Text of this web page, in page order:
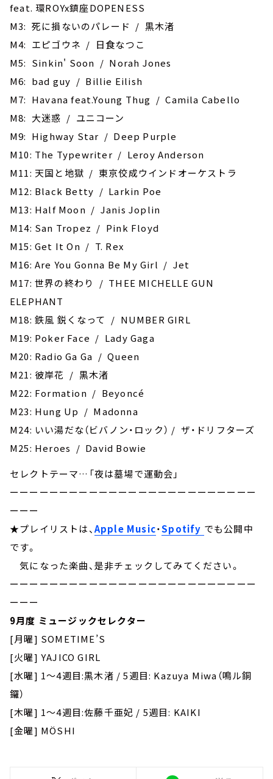
feat. 環ROYx鎮座DOPENESS
M3: 死に損ないのパレード / 黒木渚
M4: エピゴウネ / 日食なつこ
M5: Sinkin' Soon / Norah Jones
M6: bad guy / Billie Eilish
M7: Havana feat.Young Thug / Camila Cabello
M8: 大迷惑 / ユニコーン
M9: Highway Star / Deep Purple
M10: The Typewriter / Leroy Anderson
M11: ‎天国と地獄 / 東京佼成ウインドオーケストラ
M12: Black Betty / Larkin Poe
M13: Half Moon / Janis Joplin
M14: San Tropez / Pink Floyd
M15: Get It On / T. Rex
M16: Are You Gonna Be My Girl / Jet
M17: 世界の終わり / THEE MICHELLE GUN
ELEPHANT
M18: 鉄風 鋭くなって / NUMBER GIRL
M19: Poker Face / Lady Gaga
M20: Radio Ga Ga / Queen
M21: 彼岸花 / 黒木渚
M22: Formation / Beyoncé
M23: Hung Up / Madonna
M24: いい湯だな（ビバノン・ロック） / ザ・ドリフターズ
M25: Heroes / David Bowie
セレクトテーマ…「夜は墓場で運動会」
ーーーーーーーーーーーーーーーーーーーーーーーーー
ーーー
★プレイリストは、Apple Music・Spotify でも公開中
です。
気になった楽曲、是非チェックしてみてください。
ーーーーーーーーーーーーーーーーーーーーーーーーー
ーーー
9月度 ミュージックセレクター
[月曜] SOMETIME’S
[火曜] YAJICO GIRL
[水曜] 1～4週目:黒木渚 / 5週目: Kazuya Miwa（鳴ル銅
鑼）
[木曜] 1～4週目:佐藤千亜妃 / 5週目: KAIKI
[金曜] MÖSHI